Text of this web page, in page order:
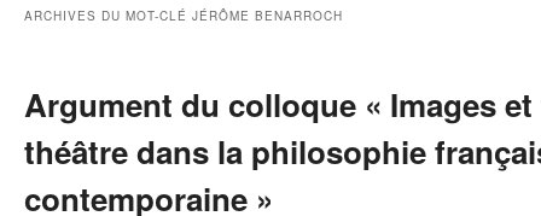
ARCHIVES DU MOT-CLÉ JÉRÔME BENARROCH
Argument du colloque « Images
théâtre dans la philosophie
contemporaine »